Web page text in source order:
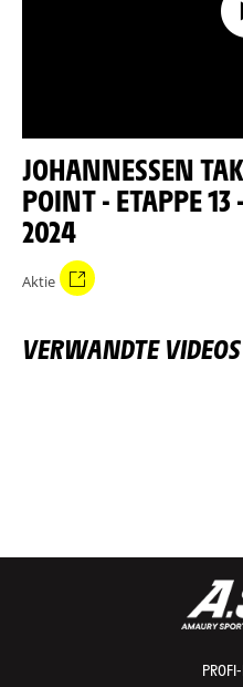
JOHANNESSEN TAKES ONE MORE
POINT - ETAPPE 13
2024
Aktie
VERWANDTE VIDEOS